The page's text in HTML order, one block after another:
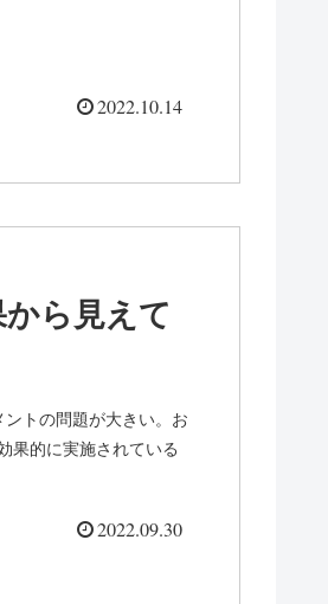
2022.10.14
から見えて
トの問題が大きい。お
果的に実施されている
2022.09.30